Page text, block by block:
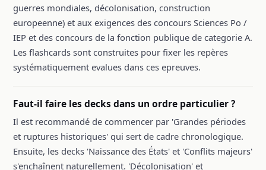
guerres mondiales, décolonisation, construction
europeenne) et aux exigences des concours Sciences Po /
IEP et des concours de la fonction publique de categorie A.
Les flashcards sont construites pour fixer les repères
systématiquement evalues dans ces epreuves.
Faut-il faire les decks dans un ordre particulier ?
Il est recommandé de commencer par 'Grandes périodes
et ruptures historiques' qui sert de cadre chronologique.
Ensuite, les decks 'Naissance des États' et 'Conflits majeurs'
s'enchaînent naturellement. 'Décolonisation' et